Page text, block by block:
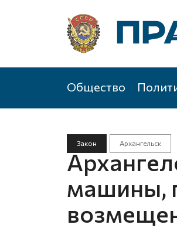
Общество
Закон Архангельск
машины,